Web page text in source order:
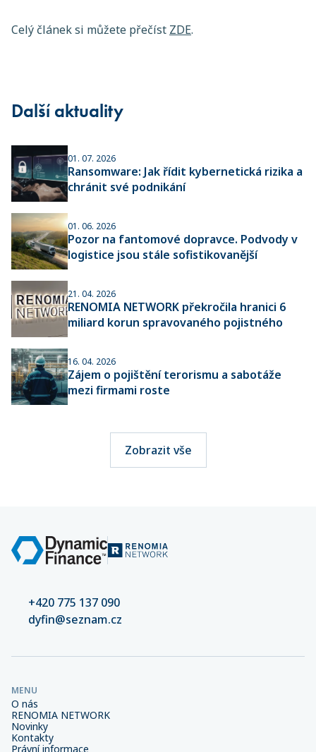
Celý článek si můžete přečíst ZDE.
Další aktuality
01. 07. 2026
Ransomware: Jak řídit kybernetická rizika a
chránit své podnikání
01. 06. 2026
Pozor na fantomové dopravce. Podvody v
logistice jsou stále sofistikovanější
21. 04. 2026
RENOMIA NETWORK překročila hranici 6
miliard korun spravovaného pojistného
16. 04. 2026
Zájem o pojištění terorismu a sabotáže
mezi firmami roste
Zobrazit vše
+420 775 137 090
dyfin@seznam.cz
MENU
O nás
RENOMIA NETWORK
Novinky
Kontakty
Právní informace